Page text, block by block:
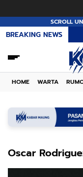
SCROLL
BREAKING NEWS
HOME WARTA
Oscar